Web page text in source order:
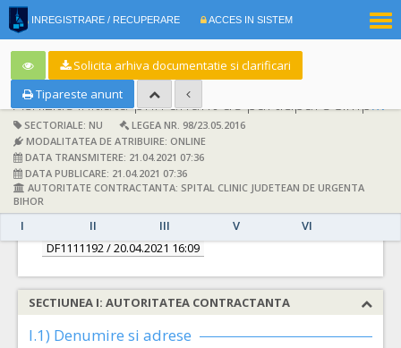
INREGISTRARE / RECUPERARE ACCES IN SISTEM
Solicita arhiva documentatie si clarificari
Tipareste anunt
Achizitie initiata prin anunt de participare simplificat:
SECTORIALE: NU
LEGEA NR. 98/23.05.2016
MODALITATEA DE ATRIBUIRE: ONLINE
DATA TRANSMITERE: 21.04.2021 07:36
DATA PUBLICARE: 21.04.2021 07:36
AUTORITATE CONTRACTANTA: SPITAL CLINIC JUDETEAN DE URGENTA
BIHOR
I II III V VI
DETALII
Documentatie de atribuire:
DF1111192/ 20.04.2021 16:09
SECTIUNEA I: AUTORITATEA CONTRACTANTA
I.1) Denumire si adrese